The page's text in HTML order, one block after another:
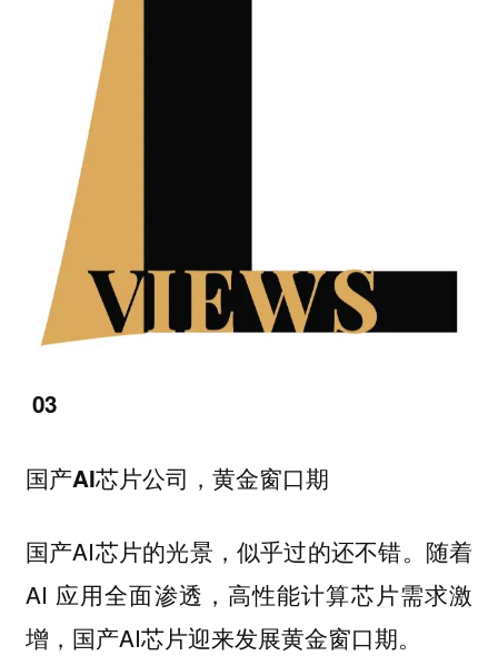
03
国产AI芯片公司，黄金窗口期
国产AI芯片的光景，似乎过的还不错。随着
AI 应用全面渗透，高性能计算芯片需求激
增，国产AI芯片迎来发展黄金窗口期。